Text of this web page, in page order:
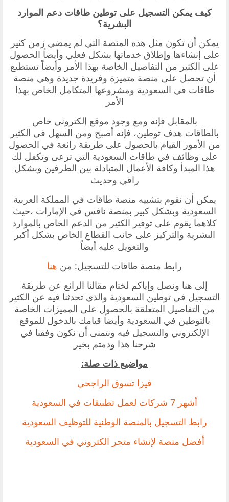
كيف يمكن التسجيل على توطين طاقات دعم الموارد
البشرية؟
يمكن أن تكون مثل هذه المنصة التي لم يمضي زمن كثير
على إنشاءها وإطلاق خدماتها بشكل فعلي وأيضاً الحصول
على الكثير من التفاصيل الخاصة بهذا الأمر وأيضاً تستطيع
أن تحصل على منصة متميزة وفريدة جديدة وهي منصة
طاقات في السعودية ومشروعها المتكامل الخاص بهذا
الأمر
بالمقابل فإنه ومع وجود موقع إلكتروني خاص
بالطاقات هدف توطين، فإنه أصبح ومن السهل في الكثير
من الأمور القيام بالحصول على طريقة رائعة في الحصول
على وظائف في طاقات السعودية التي ترعى وتكفل لك
هذا المبدأ وكافة الأعمال المتبادلة بين الطرفين وبشكل
راقي وحديث
يمكن أن نقوم بتشبيه منصة طاقات في المملكة العربية
السعودية وبشكل كبير بمنصة نافس في الإمارات ،حيث
كلاهما يقوم على توفير الكثير من الدعم الخاص بالموارد
البشرية والتركيز على جانب القطاع الخاص بشكل أكبر
والتعويل عليه أيضاً
رابط منصة طاقات للتسجيل: من هنا
إلى هنا ونصل وإياكم لختام مقالنا الرائع عن طريقة
التسجيل في توطين السعودية والذي تحدثنا فيه عن الكثير
من التفاصيل المتعلقة بالحصول على المميزات الخاصة
بالتوطين في السعودية وأيضاً قيامك بالدخول للموقع
الإلكتروني والتسجيل فيه ونتمنى أن نكون وفقنا في
شرحنا هذا ودمتم بخير
مواضيع ذات صلة:
‏فيزا تسوق الراجحي
أشهر 7 شركات لعمل تطبيقات في السعودية
رابط التسجيل بالمنصة الوطنية للتوظيف السعودية
أفضل منصة لإنشاء متجر الكتروني في السعودية